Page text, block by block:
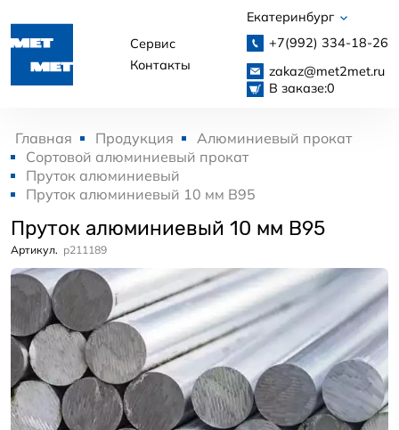
Сервис
Контакты
Екатеринбург
+7(992) 334-18-26
zakaz@met2met.ru
В заказе:0
Главная Продукция
Алюминиевый прокат
Сортовой алюминиевый прокат
Пруток алюминиевый
Пруток алюминиевый 10 мм В95
Пруток алюминиевый 10 мм В95
Артикул. p211189